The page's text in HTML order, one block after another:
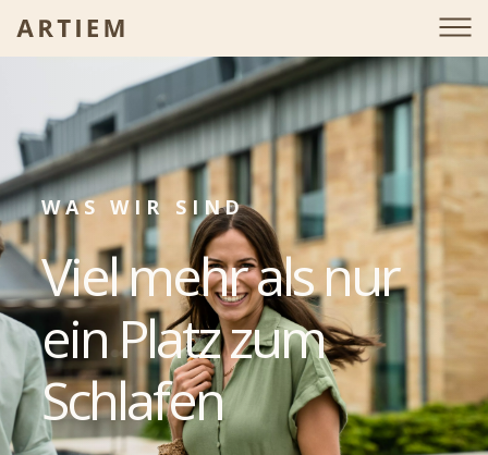
WAS WIR SIND
Viel mehr als nur
ein Platz zum
Schlafen